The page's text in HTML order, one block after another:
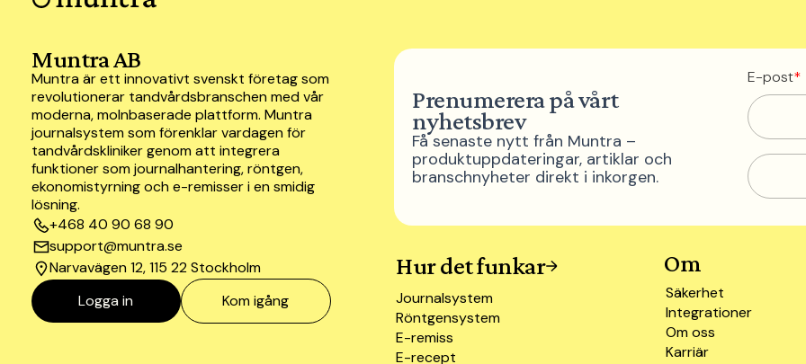
Muntra AB
Muntra är ett innovativt svenskt företag som
revolutionerar tandvårdsbranschen med vår
moderna, molnbaserade plattform. Muntra
journalsystem som förenklar vardagen för
tandvårdskliniker genom att integrera
funktioner som journalhantering, röntgen,
ekonomistyrning och e-remisser i en smidig
lösning.
+468 40 90 68 90
support@muntra.se
Narvavägen 12, 115 22 Stockholm
Logga in
Kom igång
Prenumerera på vårt
nyhetsbrev
Få senaste nytt från Muntra –
produktuppdateringar, artiklar och
branschnyheter direkt i inkorgen.
E-post*
Hur det funkar
Journalsystem
Röntgensystem
E-remiss
E-recept
Om
Säkerhet
Integrationer
Om oss
Karriär